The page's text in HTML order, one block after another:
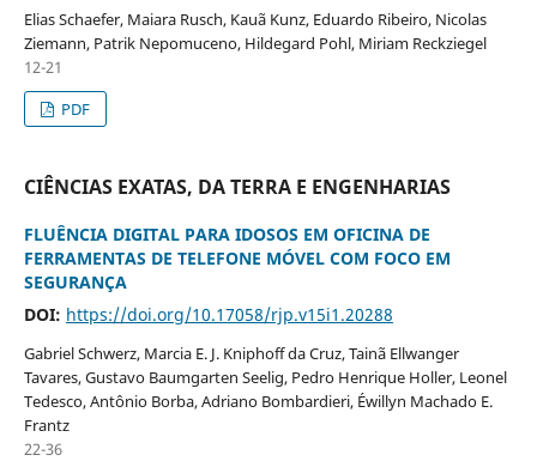
Elias Schaefer, Maiara Rusch, Kauã Kunz, Eduardo Ribeiro, Nicolas
Ziemann, Patrik Nepomuceno, Hildegard Pohl, Miriam Reckziegel
12-21
PDF
CIÊNCIAS EXATAS, DA TERRA E ENGENHARIAS
FLUÊNCIA DIGITAL PARA IDOSOS EM OFICINA DE
FERRAMENTAS DE TELEFONE MÓVEL COM FOCO EM
SEGURANÇA
DOI: https://doi.org/10.17058/rjp.v15i1.20288
Gabriel Schwerz, Marcia E. J. Kniphoff da Cruz, Tainã Ellwanger
Tavares, Gustavo Baumgarten Seelig, Pedro Henrique Holler, Leonel
Tedesco, Antônio Borba, Adriano Bombardieri, Éwillyn Machado E.
Frantz
22-36